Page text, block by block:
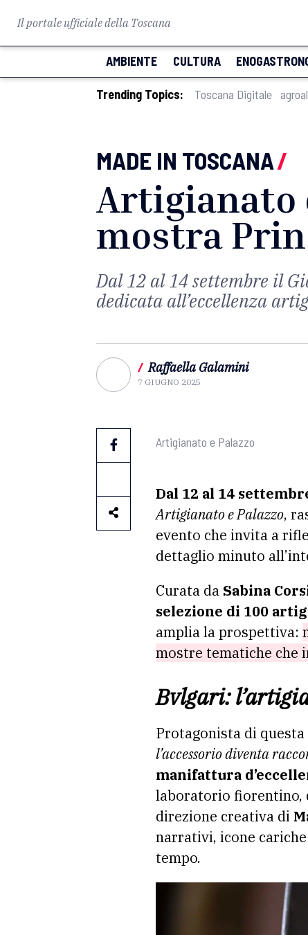
Il portale ufficiale della Toscana
AMBIENTE CULTURA
Trending Topics: Toscana Digitale
MADE IN TOSCANA/
Artigianato
mostra
Dal 12 al 14 settembre il
dedicata all’eccellenza
/ Raffaella Galamini
7 GIUGNO 2025
Artigianato e Palazzo
Dal 12 al 14
Artigianato e Palazzo,
evento che invita a
dettaglio minuto
Curata da Sabina
selezione di 100
amplia la prospettiva:
mostre tematiche che
Bvlgari:
Protagonista di
l’accessorio diventa
manifattura
laboratorio fiorentino,
direzione creativa di
narrativi, icone
tempo.